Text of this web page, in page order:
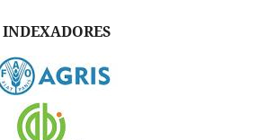
INDEXADORES